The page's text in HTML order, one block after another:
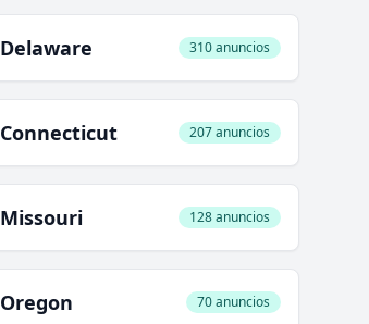
Delaware 310 anuncios
Connecticut 207 anuncios
Missouri 128 anuncios
Oregon 70 anuncios